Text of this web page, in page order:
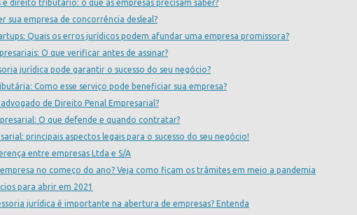
direito tributário: o que as empresas precisam saber?
sua empresa de concorrência desleal?
Quais os erros jurídicos podem afundar uma empresa promissora?
O que verificar antes de assinar?
jurídica pode garantir o sucesso do seu negócio?
Como esse serviço pode beneficiar sua empresa?
de Direito Penal Empresarial?
O que defende e quando contratar?
principais aspectos legais para o sucesso do seu negócio!
entre empresas Ltda e S/A
no começo do ano? Veja como ficam os trâmites em meio a pandemia
para abrir em 2021
jurídica é importante na abertura de empresas? Entenda